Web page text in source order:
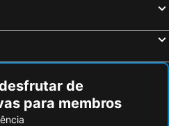
de
para membros